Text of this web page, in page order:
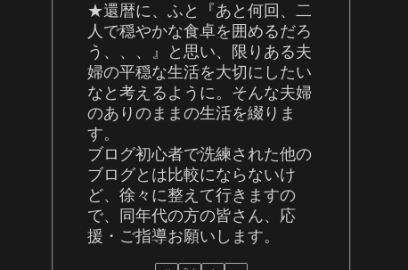
★還暦に、ふと『あと何回、二
人で穏やかな食卓を囲めるだろ
う、、、』と思い、限りある夫
婦の平穏な生活を大切にしたい
なと考えるように。そんな夫婦
のありのままの生活を綴りま
す。
ブログ初心者で洗練された他の
ブログとは比較にならないけ
ど、徐々に整えて行きますの
で、同年代の方の皆さん、応
援・ご指導お願いします。